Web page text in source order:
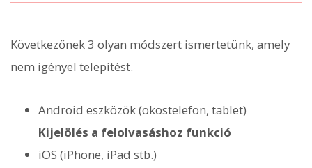
Következőnek 3 olyan módszert ismertetünk, amely
nem igényel telepítést.
Android eszközök (okostelefon, tablet)
Kijelölés a felolvasáshoz funkció
iOS (iPhone, iPad stb.)